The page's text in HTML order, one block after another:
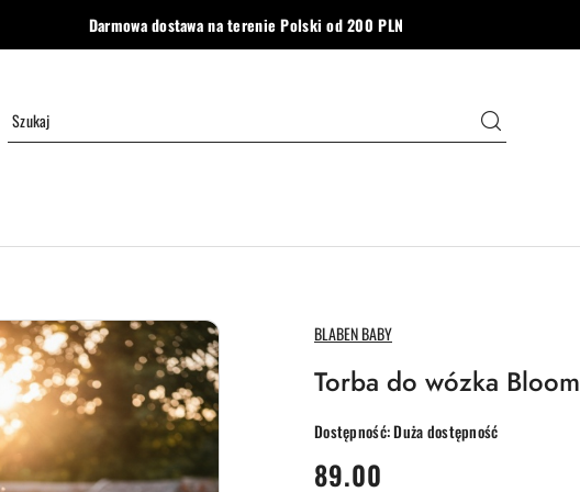
Darmowa dostawa na terenie Polski od 200 PLN
NAZWA
PRODUCENTA:
BLABEN BABY
Torba do wózka Bloom
Dostępność:Duża dostępność
cena:
89.00